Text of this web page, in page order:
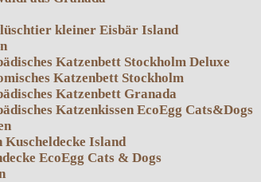
kleiner Eisbär Island
Katzenbett Stockholm Deluxe
Katzenbett Stockholm
Katzenbett Granada
Katzenkissen EcoEgg Cats&Dogs
Kuscheldecke Island
EcoEgg Cats & Dogs